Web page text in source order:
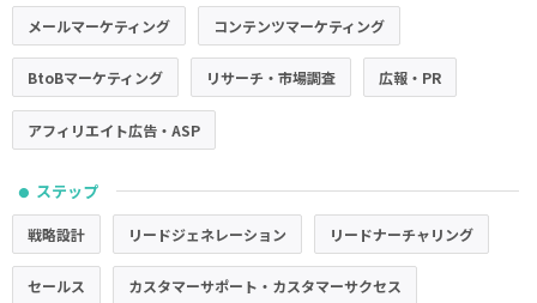
メールマーケティング コンテンツマーケティング
BtoBマーケティング リサーチ・市場調査 広報・PR
アフィリエイト広告・ASP
● ステップ
戦略設計 リードジェネレーション リードナーチャリング
セールス カスタマーサポート・カスタマーサクセス